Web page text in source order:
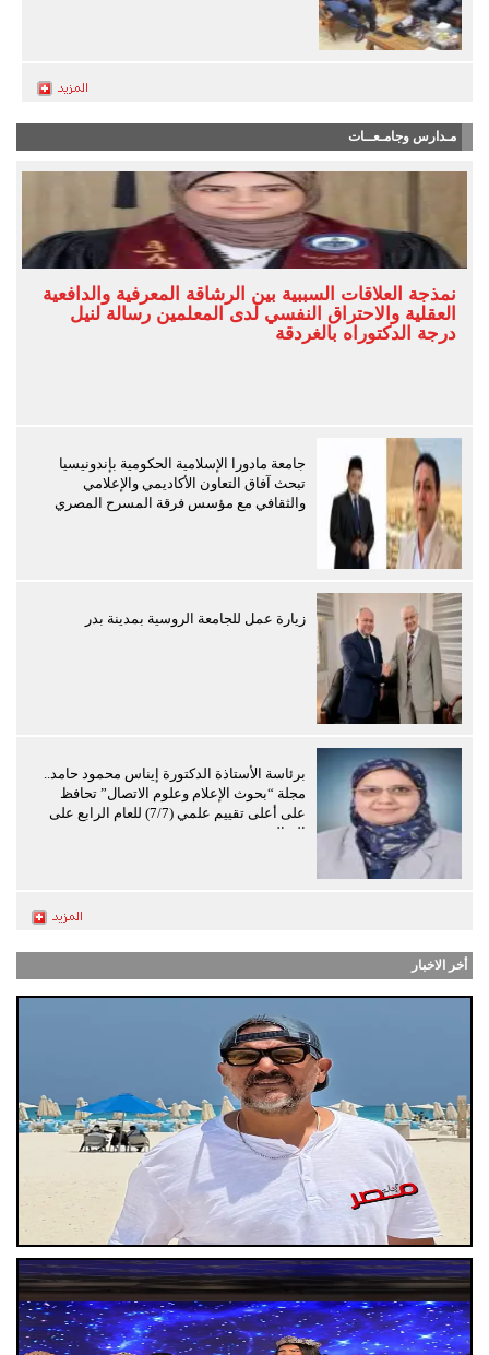
مـدارس وجامـعــات
نمذجة العلاقات السببية بين الرشاقة المعرفية والدافعية
العقلية والاحتراق النفسي لدى المعلمين رسالة لنيل
درجة الدكتوراه بالغردقة
جامعة مادورا الإسلامية الحكومية بإندونيسيا
تبحث آفاق التعاون الأكاديمي والإعلامي
والثقافي مع مؤسس فرقة المسرح المصري
زيارة عمل للجامعة الروسية بمدينة بدر
برئاسة الأستاذة الدكتورة إيناس محمود حامد..
مجلة “بحوث الإعلام وعلوم الاتصال” تحافظ
على أعلى تقييم علمي (7/7) للعام الرابع على
التوالي
أخر الاخبار